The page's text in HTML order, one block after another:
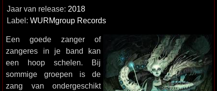
Jaar van release: 2018
Label: WURMgroup Records
Een goede zanger of
zangeres in je band kan
een hoop schelen. Bij
sommige groepen is de
zang van ondergeschikt